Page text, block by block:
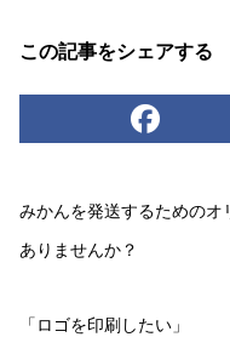
この記事をシェアする
みかんを発送するためのオ
ありませんか？
「ロゴを印刷したい」